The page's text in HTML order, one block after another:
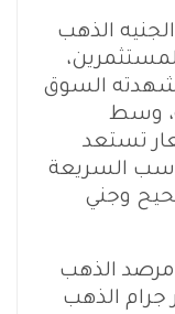
المشهد الجديد عيار 21 والجنيه الذهب
شهدته السوق
وسط
تستعد
السريعة
وجني
«مرصد الذهب
جرام الذهب